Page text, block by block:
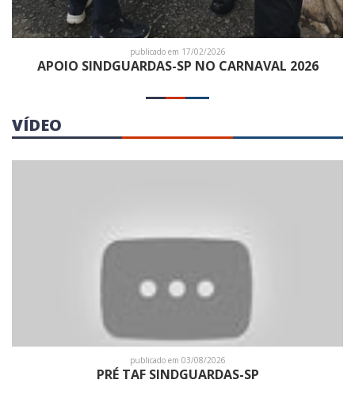
publicado em 17/02/2026
APOIO SINDGUARDAS-SP NO CARNAVAL 2026
VÍDEO
publicado em 03/08/2026
PRÉ TAF SINDGUARDAS-SP